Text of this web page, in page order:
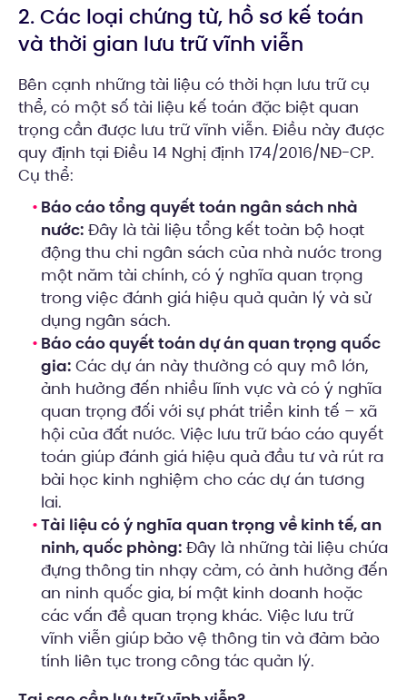
2. Các loại chứng từ, hồ sơ kế toán
và thời gian lưu trữ vĩnh viễn
Bên cạnh những tài liệu có thời hạn lưu trữ cụ
thể, có một số tài liệu kế toán đặc biệt quan
trọng cần được lưu trữ vĩnh viễn. Điều này được
quy định tại Điều 14 Nghị định 174/2016/NĐ-CP.
Cụ thể:
Báo cáo tổng quyết toán ngân sách nhà
nước: Đây là tài liệu tổng kết toàn bộ hoạt
động thu chi ngân sách của nhà nước trong
một năm tài chính, có ý nghĩa quan trọng
trong việc đánh giá hiệu quả quản lý và sử
dụng ngân sách.
Báo cáo quyết toán dự án quan trọng quốc
gia: Các dự án này thường có quy mô lớn,
ảnh hưởng đến nhiều lĩnh vực và có ý nghĩa
quan trọng đối với sự phát triển kinh tế – xã
hội của đất nước. Việc lưu trữ báo cáo quyết
toán giúp đánh giá hiệu quả đầu tư và rút ra
bài học kinh nghiệm cho các dự án tương
lai.
Tài liệu có ý nghĩa quan trọng về kinh tế, an
ninh, quốc phòng: Đây là những tài liệu chứa
đựng thông tin nhạy cảm, có ảnh hưởng đến
an ninh quốc gia, bí mật kinh doanh hoặc
các vấn đề quan trọng khác. Việc lưu trữ
vĩnh viễn giúp bảo vệ thông tin và đảm bảo
tính liên tục trong công tác quản lý.